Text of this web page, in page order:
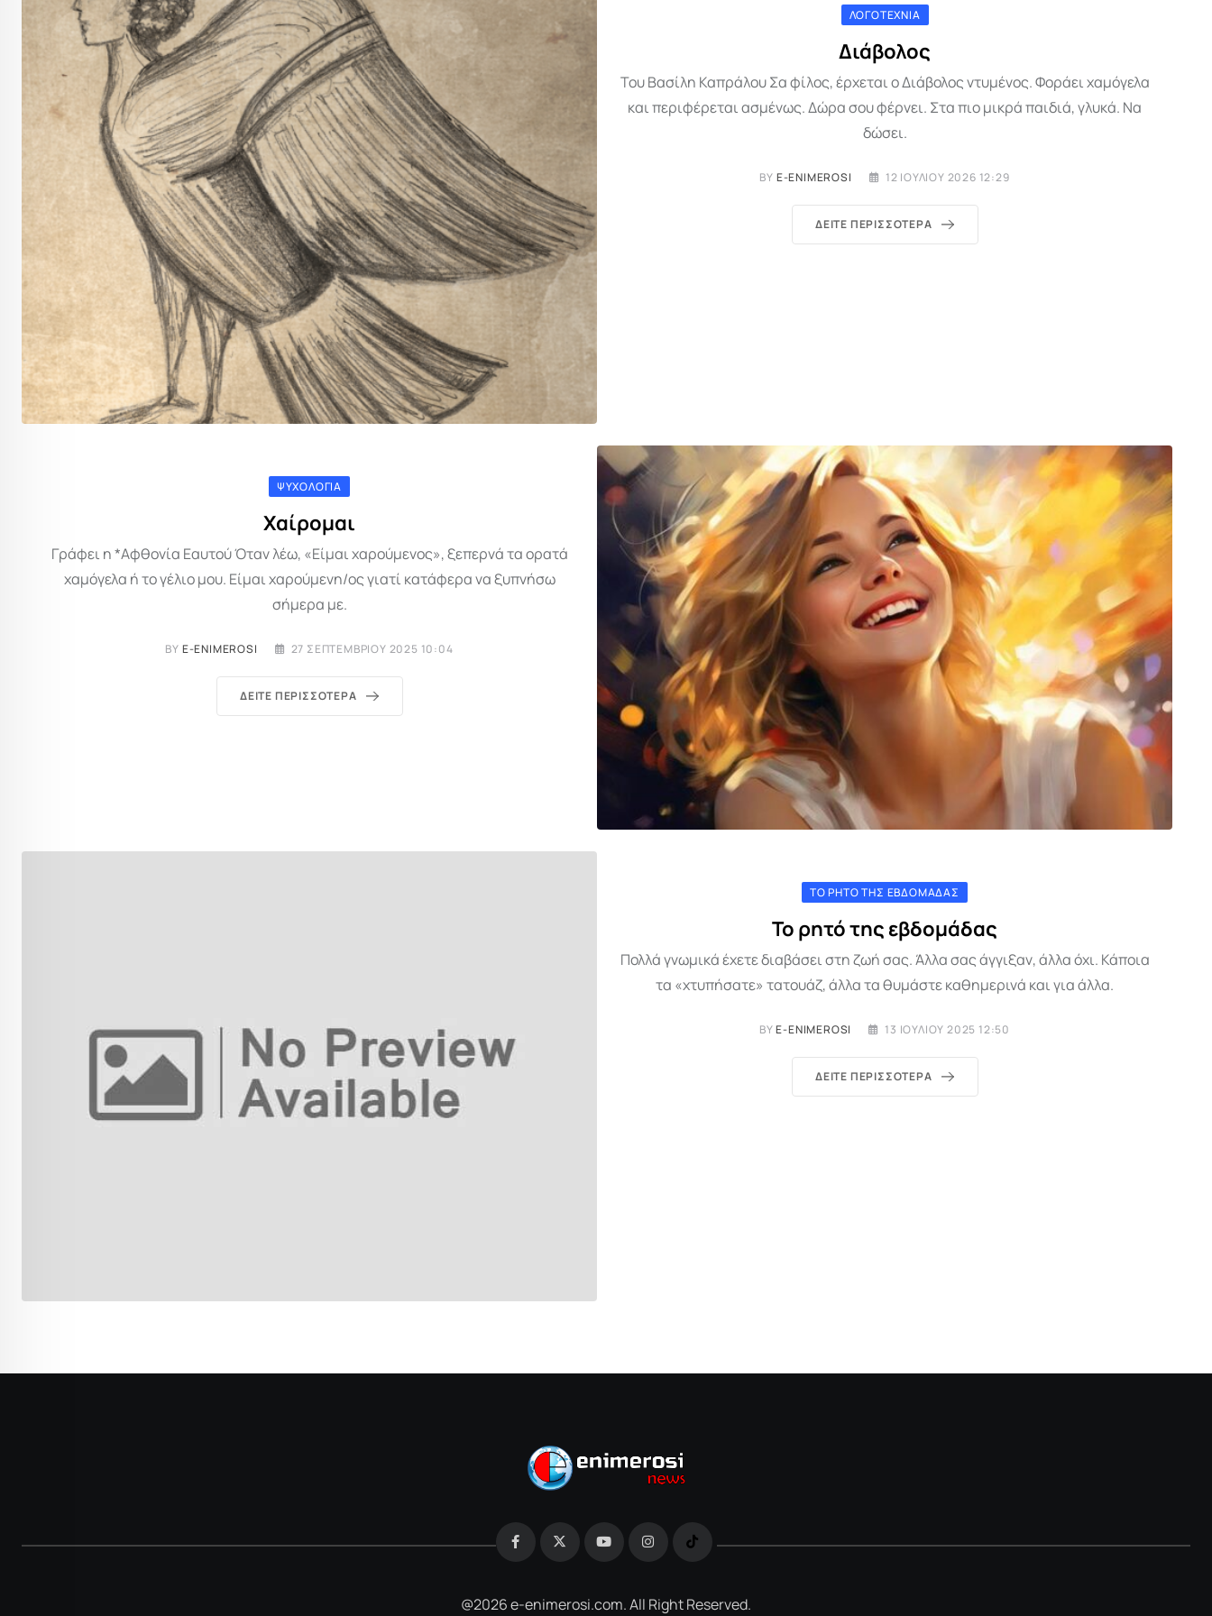
ΛΟΓΟΤΕΧΝΊΑ
Διάβολος
Του Βασίλη Καπράλου Σα φίλος, έρχεται ο Διάβολος ντυμένος. Φοράει χαμόγελα
και περιφέρεται ασμένως. Δώρα σου φέρνει. Στα πιο μικρά παιδιά, γλυκά. Να
δώσει.
BY E-ENIMEROSI 12 ΙΟΥΛΊΟΥ 2026 12:29
ΔΕΊΤΕ ΠΕΡΙΣΣΌΤΕΡΑ
ΨΥΧΟΛΟΓΊΑ
Χαίρομαι
Γράφει η *Αφθονία Εαυτού Όταν λέω, «Είμαι χαρούμενος», ξεπερνά τα ορατά
χαμόγελα ή το γέλιο μου. Είμαι χαρούμενη/ος γιατί κατάφερα να ξυπνήσω
σήμερα με.
BY E-ENIMEROSI 27 ΣΕΠΤΕΜΒΡΊΟΥ 2025 10:04
ΔΕΊΤΕ ΠΕΡΙΣΣΌΤΕΡΑ
ΤΟ ΡΗΤΌ ΤΗΣ ΕΒΔΟΜΆΔΑΣ
Το ρητό της εβδομάδας
Πολλά γνωμικά έχετε διαβάσει στη ζωή σας. Άλλα σας άγγιξαν, άλλα όχι. Κάποια
τα «χτυπήσατε» τατουάζ, άλλα τα θυμάστε καθημερινά και για άλλα.
BYE-ENIMEROSI 13 ΙΟΥΛΊΟΥ 2025 12:50
ΔΕΊΤΕ ΠΕΡΙΣΣΌΤΕΡΑ
@2026 e-enimerosi.com. All Right Reserved.